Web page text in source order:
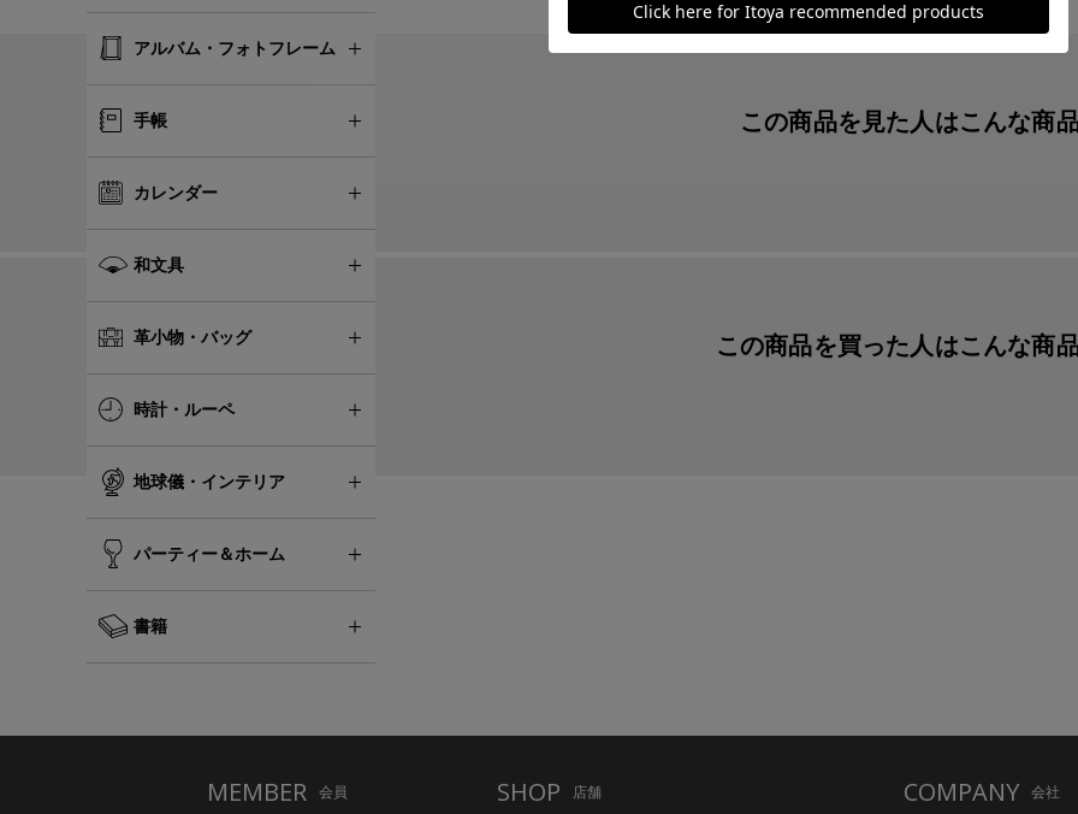
アルバム・フォトフレーム
手帳
カレンダー
和文具
革小物・バッグ
時計・ルーペ
地球儀・インテリア
パーティー＆ホーム
書籍
この商品を見た人はこんな商
この商品を買った人はこんな商
MEMBER 会員 SHOP 店舗 COMPANY 会社